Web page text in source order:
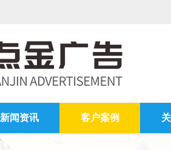
新闻资讯 客户案例